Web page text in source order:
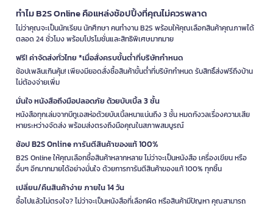
ทำไม B2S Online คือแหล่งช้อปปิ้งที่คุณไม่ควรพลาด
ไม่ว่าคุณจะเป็นนักเรียน นักศึกษา คนทำงาน B2S พร้อมให้คุณเลือกสินค้าคุณภาพได้
ตลอด 24 ชั่วโมง พร้อมโปรโมชั่นและสิทธิพิเศษมากมาย
ฟรี! ค่าจัดส่งทั่วไทย *เมื่อสั่งครบขั้นต่ำที่บริษัทกำหนด
ช้อปเพลินเกินคุ้ม! เพียงมียอดสั่งซื้อสินค้าขั้นต่ำที่บริษัทกำหนด รับสิทธิ์ส่งฟรีถึงบ้าน
ไม่ต้องจ่ายเพิ่ม
มั่นใจ หนังสือถึงมือปลอดภัย ด้วยบับเบิ้ล 3 ชั้น
หนังสือทุกเล่มจากบีทูเอสห่อด้วยบับเบิ้ลหนาแน่นถึง 3 ชั้น หมดกังวลเรื่องความเสีย
หายระหว่างจัดส่ง พร้อมส่งตรงถึงมือคุณในสภาพสมบูรณ์
ช้อป B2S Online การันตีสินค้าของแท้ 100%
B2S Online ให้คุณเลือกซื้อสินค้าหลากหลาย ไม่ว่าจะเป็นหนังสือ เครื่องเขียน หรือ
อื่นๆ อีกมากมายได้อย่างมั่นใจ ด้วยการการันตีสินค้าของแท้ 100% ทุกชิ้น
เปลี่ยน/คืนสินค้าง่าย ภายใน 14 วัน
ซื้อไปแล้วไม่ตรงใจ? ไม่ว่าจะเป็นหนังสือที่เลือกผิด หรือสินค้ามีปัญหา คุณสามารถ